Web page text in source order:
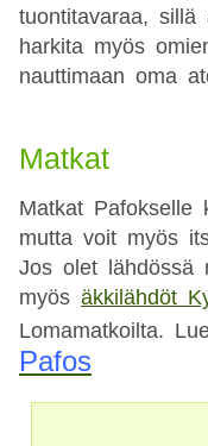
tuontitavaraa,
harkita myös
nauttimaan oma
Matkat
Matkat Pafokselle
mutta voit myös
Jos olet lähdössä
myös äkkilähdöt
Lomamatkoilta.
Pafos